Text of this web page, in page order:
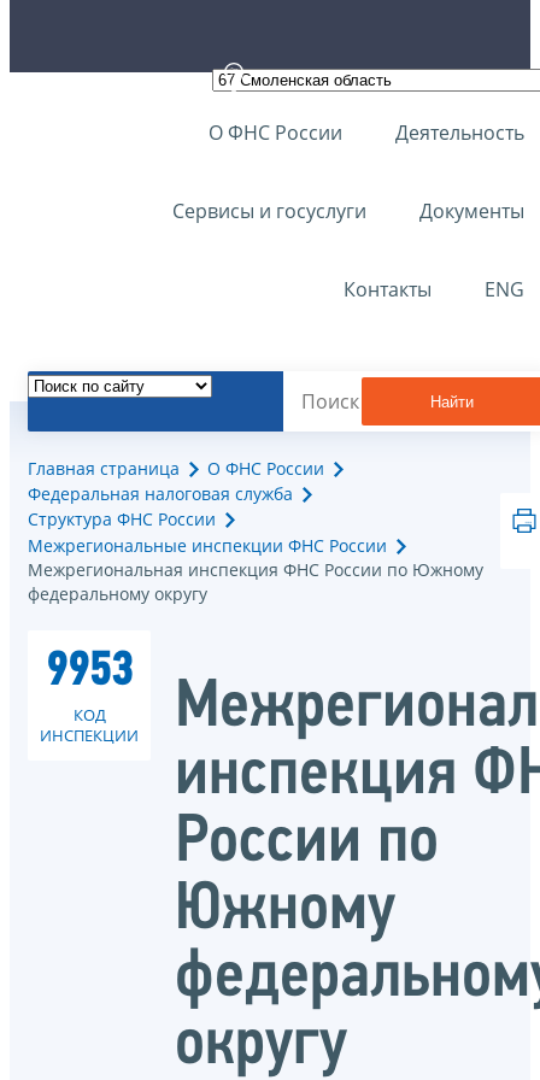
О ФНС России Деятельность
Сервисы и госуслуги Документы
Контакты ENG
Найти
Главная страница
О ФНС России
Федеральная налоговая служба
Структура ФНС России
Межрегиональные инспекции ФНС России
Межрегиональная инспекция ФНС России по Южному
федеральному округу
9953
КОД
ИНСПЕКЦИИ
инспекция
России по
Южному
округу